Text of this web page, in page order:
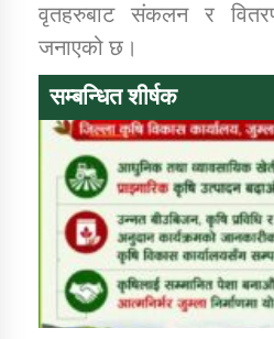
सामाजिक बिकास
कार्यक्रम
वृतहरुबाट संकलन र
जनाएको छ।
सम्बन्धित शीर्षक